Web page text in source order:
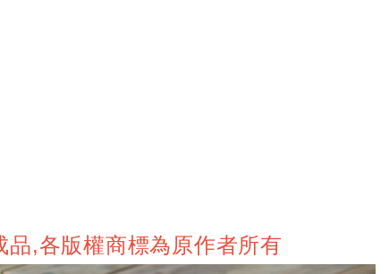
,各版權商標為原作者所有